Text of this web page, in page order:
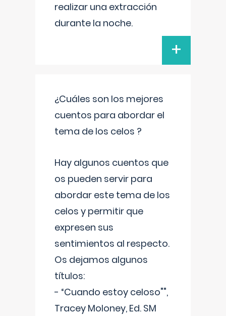
realizar una extracción
durante la noche.
+
¿Cuáles son los mejores
cuentos para abordar el
tema de los celos ?
Hay algunos cuentos que
os pueden servir para
abordar este tema de los
celos y permitir que
expresen sus
sentimientos al respecto.
Os dejamos algunos
títulos:
- “Cuando estoy celoso"",
Tracey Moloney, Ed. SM